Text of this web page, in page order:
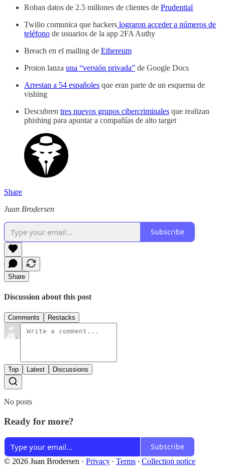
Roban datos de 2.5 millones de clientes de Prudential
Twilio comunica que hackers lograron acceder a números de
teléfono de usuarios de la app 2FA Authy
Breach en el mailing de Ethereum
Proton lanza una “versión privada” de Google Docs
Arrestan a 54 españoles que eran parte de un esquema de
vishing
Descubren tres nuevos grupos cibercriminales que realizan
phishing para apuntar a compañías de alto target
Share
Juan Brodersen
Subscribe
Share
Discussion about this post
Comments Restacks
Top Latest Discussions
No posts
Ready for more?
Subscribe
© 2026 Juan Brodersen · Privacy ∙ Terms ∙ Collection notice